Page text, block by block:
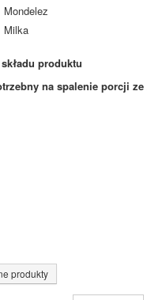
Mondelez
Milka
produktu
na spalenie porcji
produkty